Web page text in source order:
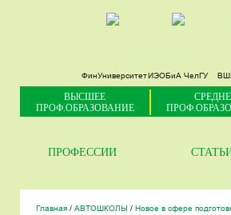
ФинУниверситет ИЭОБиА ЧелГУ
ВЫСШЕЕ
ПРОФ.ОБРАЗОВАНИЕ
ПРОФЕССИИ
Главная / АВТОШКОЛЫ / Новое в сфере